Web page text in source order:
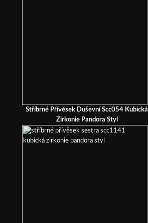
Stříbrné Přívěsek Duševní Scc054 Kubická
Zirkonie Pandora Styl